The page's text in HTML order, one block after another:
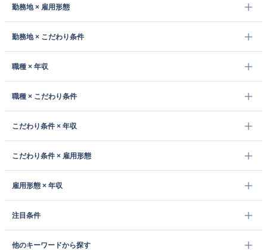
勤務地 × 雇用形態
勤務地 × こだわり条件
職種 × 年収
職種 × こだわり条件
こだわり条件 × 年収
こだわり条件 × 雇用形態
雇用形態 × 年収
注目条件
他のキーワードから探す